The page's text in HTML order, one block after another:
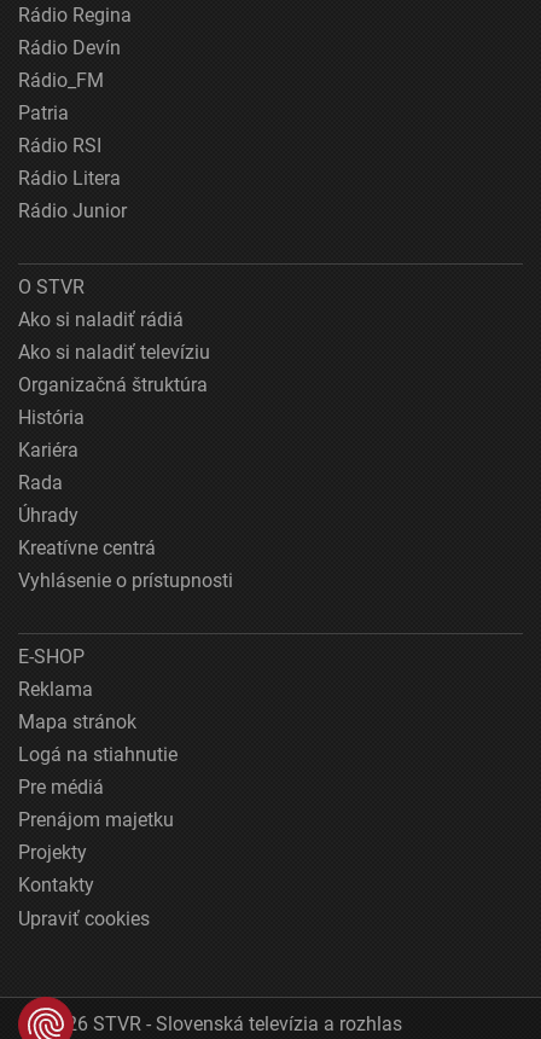
Rádio Regina
Rádio Devín
Rádio_FM
Patria
Rádio RSI
Rádio Litera
Rádio Junior
O STVR
Ako si naladiť rádiá
Ako si naladiť televíziu
Organizačná štruktúra
História
Kariéra
Rada
Úhrady
Kreatívne centrá
Vyhlásenie o prístupnosti
E-SHOP
Reklama
Mapa stránok
Logá na stiahnutie
Pre médiá
Prenájom majetku
Projekty
Kontakty
Upraviť cookies
© 2026 STVR - Slovenská televízia a rozhlas